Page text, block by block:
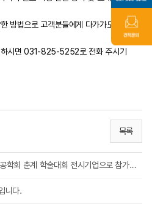
방법으로 고객분들에게 다가가도록 노력
하시면 031-825-5252로 전화 주시기
목록
2024년 한국열처리공학회 춘계 학술대회 전시기업으로 참가하였습니다
니다.